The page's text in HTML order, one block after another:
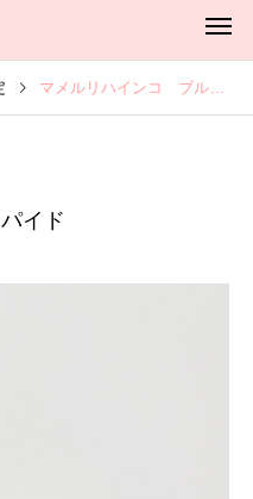
マメルリハインコ ブルーパイド
イド